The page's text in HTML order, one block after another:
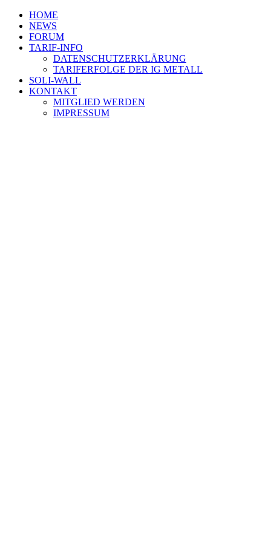
HOME
NEWS
FORUM
TARIF-INFO
DATENSCHUTZERKLÄRUNG
TARIFERFOLGE DER IG METALL
SOLI-WALL
KONTAKT
MITGLIED WERDEN
IMPRESSUM